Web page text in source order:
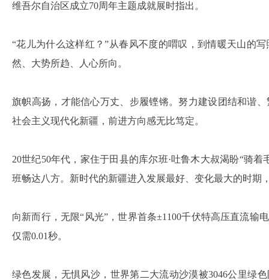
维吾尔自治区成立70周年主题成就展时指出。
“花儿为什么这样红？”从春风不度的喟叹，到情暖天山的
然、大势所趋、人心所向。
旗帜高扬，才能信心万丈、步履铿锵。努力建设团结和谐
社会主义现代化新疆，前进方向感无比笃定。
20世纪50年代，家住于田县的库尔班·吐鲁木大叔渴盼“骑
班畅达八方。新时代的新疆进入发展最好、变化最大的时期
向新而行，无限“风光”，世界首条±1100千伏特高压直流输
仅需0.01秒。
绿色发展，无惧风沙，世界第二大流动沙漠被3046公里绿